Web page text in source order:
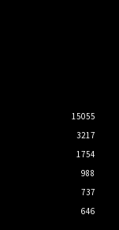
15055
3217
1754
988
737
646